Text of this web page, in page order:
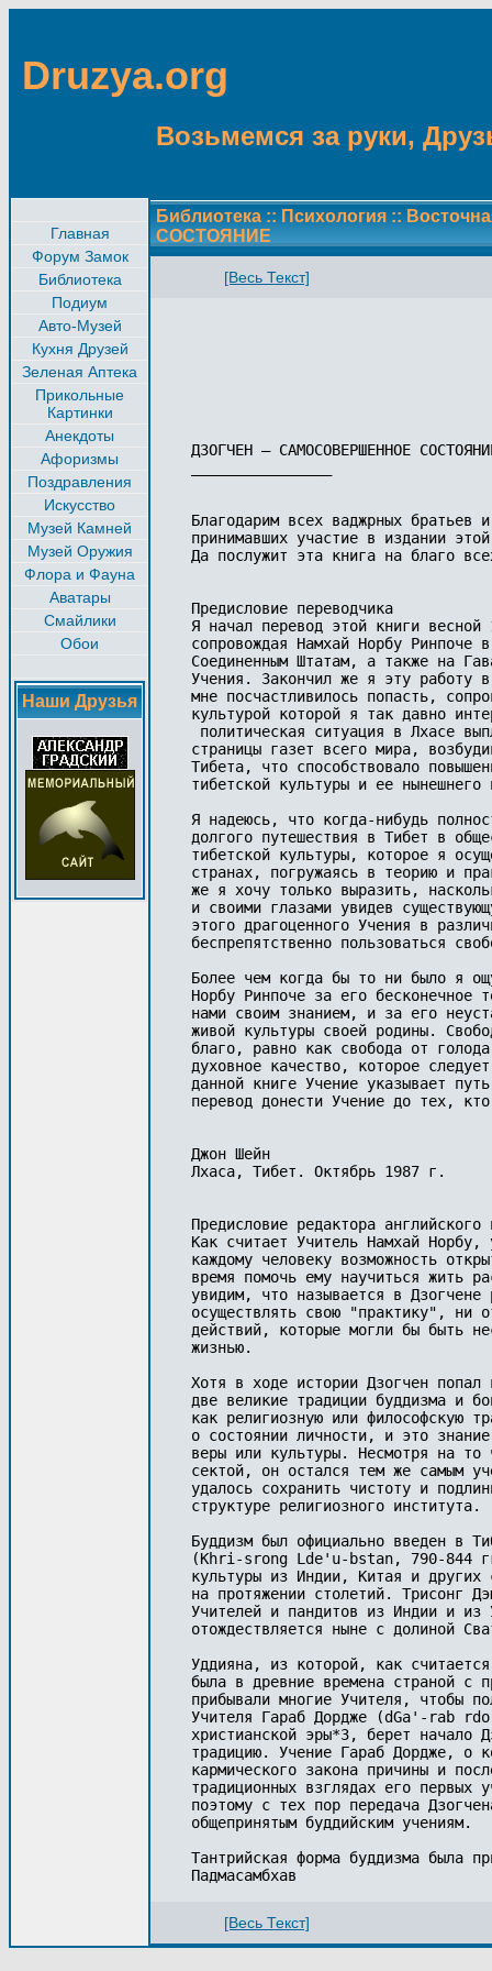
Druzya.org
Возьмемся за руки,
Главная
Форум Замок
Библиотека
Подиум
Авто-Музей
Кухня Друзей
Зеленая Аптека
Прикольные
Картинки
Анекдоты
Афоризмы
Поздравления
Искусство
Музей Камней
Музей Оружия
Флора и Фауна
Аватары
Смайлики
Обои
Наши Друзья
Библиотека :: Психология ::
СОСТОЯНИЕ
[Весь Текст]
ДЗОГЧЕН — САМОСОВЕРШЕННОЕ
Блaгoдapим всех ваджрных братьев
принимавших участие в издании
Да послужит эта книга на благо
Предисловие переводчика
Я начал перевод этой книги
сопровождая Намхай Норбу Ринпоче
Соединенным Штатам, а также на
Учения. Закончил же я эту работу
мне посчастливилось попасть,
культурой которой я так давно
политическая ситуация в Лхасе
страницы газет всего мира,
Тибета, что способствовало
тибетской культуры и ее
Я надеюсь, что когда-нибудь
долгого путешествия в Тибет в
тибетской культуры, которое я
странах, погружаясь в теорию и
же я хочу только выразить,
и своими глазами увидев
этого драгоценного Учения в
беспрепятственно пользоваться
Более чем когда бы то ни было я
Норбу Ринпоче за его
нами своим знанием, и за его
живой культуры своей родины.
благо, равно как свобода от
духовное качество, которое
данной книге Учение указывает
перевод донести Учение до тех,
Джон Шейн
Лхаса, Тибет. Октябрь 1987 г.
Предисловие редактора английского
Как считает Учитель Намхай
каждому человеку возможность
время помочь ему научиться жить
увидим, что называется в
осуществлять свою "практику", ни
действий, которые могли бы быть
жизнью.
Хотя в ходе истории Дзогчен
две великие традиции буддизма и
как религиозную или философскую
о состоянии личности, и это
веры или культуры. Несмотря на
сектой, он остался тем же самым
удалось сохранить чистоту и
структуре религиозного института.
Буддизм был официально введен в
(Khri-srong Lde'u-bstan, 790-844
культуры из Индии, Китая и
на протяжении столетий. Трисонг
Учителей и пандитов из Индии и
отождествляется ныне с долиной
Уддияна, из которой, как
была в древние времена страной с
прибывали многие Учителя, чтобы
Учителя Гараб Дордже (dGa'-rab
христианской эры*3, берет начало
традицию. Учение Гараб Дордже, о
кармического закона причины и
традиционных взглядах его
поэтому с тех пор передача
общепринятым буддийским учениям.
Тантрийская форма буддизма была
Падмасамбхав
[Весь Текст]